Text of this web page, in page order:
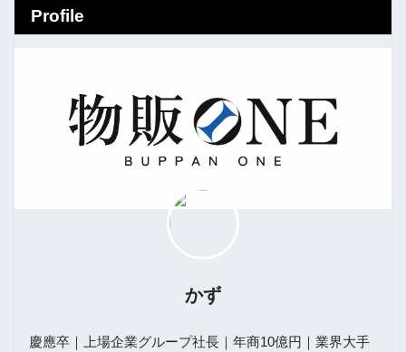
Profile
かず
慶應卒｜上場企業グループ社長｜年商10億円｜業界大手